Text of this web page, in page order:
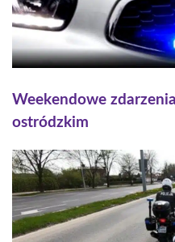
Weekendowe
ostródzkim